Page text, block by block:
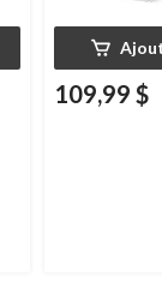
109,99 $